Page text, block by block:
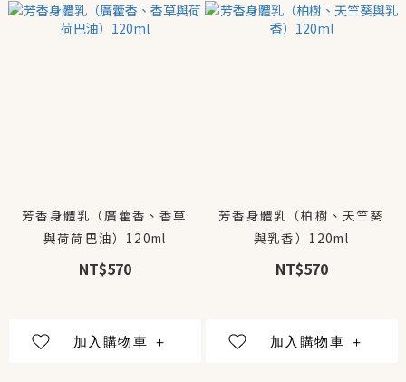
芳香身體乳（廣藿香、香草
與荷荷巴油）120ml
NT$570
芳香身體乳（柏樹、天竺葵
與乳香）120ml
NT$570